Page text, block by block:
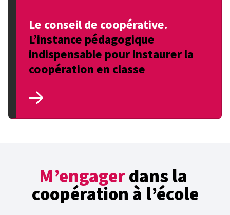
Le conseil de coopérative.
L’instance pédagogique
indispensable pour instaurer la
coopération en classe
M’engagerdans la
coopération à l’école